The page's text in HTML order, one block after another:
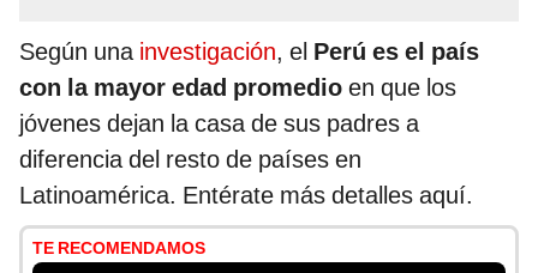
Según una investigación, el Perú es el país
con la mayor edad promedio en que los
jóvenes dejan la casa de sus padres a
diferencia del resto de países en
Latinoamérica. Entérate más detalles aquí.
TE RECOMENDAMOS